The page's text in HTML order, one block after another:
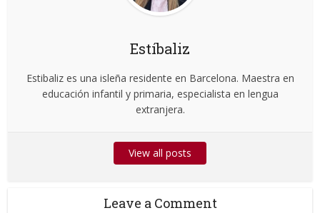
Estíbaliz
Estibaliz es una isleña residente en Barcelona. Maestra en
educación infantil y primaria, especialista en lengua
extranjera.
View all posts
Leave a Comment